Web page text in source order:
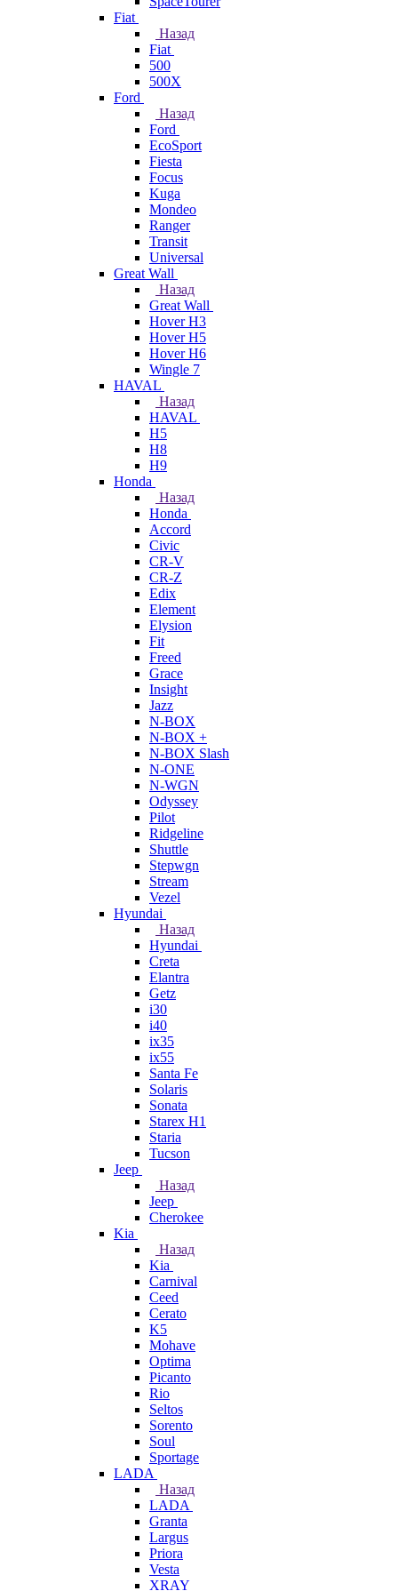
Fiat
Назад
Fiat
500
500X
Ford
Назад
Ford
EcoSport
Fiesta
Focus
Kuga
Mondeo
Ranger
Transit
Universal
Great Wall
Назад
Great Wall
Hover H3
Hover H5
Hover H6
Wingle 7
HAVAL
Назад
HAVAL
H5
H8
H9
Honda
Назад
Honda
Accord
Civic
CR-V
CR-Z
Edix
Element
Elysion
Fit
Freed
Grace
Insight
Jazz
N-BOX
N-BOX +
N-BOX Slash
N-ONE
N-WGN
Odyssey
Pilot
Ridgeline
Shuttle
Stepwgn
Stream
Vezel
Hyundai
Назад
Hyundai
Creta
Elantra
Getz
i30
i40
ix35
ix55
Santa Fe
Solaris
Sonata
Starex H1
Staria
Tucson
Jeep
Назад
Jeep
Cherokee
Kia
Назад
Kia
Carnival
Ceed
Cerato
K5
Mohave
Optima
Picanto
Rio
Seltos
Sorento
Soul
Sportage
LADA
Назад
LADA
Granta
Largus
Priora
Vesta
XRAY